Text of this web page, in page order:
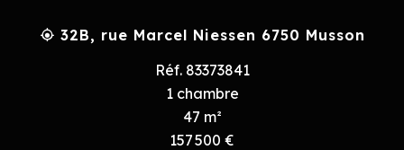
32B, rue Marcel Niessen 6750 Musson
Réf. 83373841
1 chambre
47 m²
157 500 €